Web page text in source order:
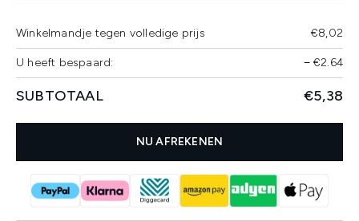
Winkelmandje tegen volledige prijs €8,02
U heeft bespaard: −€2.64
SUBTOTAAL €5,38
NU AFREKENEN